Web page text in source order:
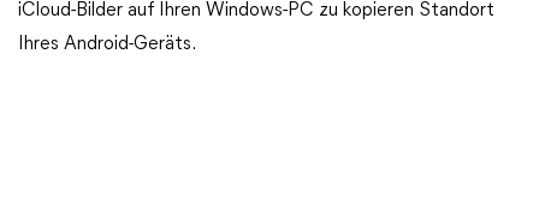
iCloud-Bilder auf Ihren Windows-PC zu kopieren Standort
Ihres Android-Geräts.